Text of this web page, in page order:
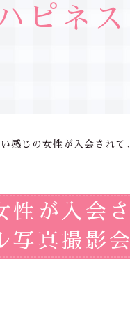
ピネ
感じの女性が入会されて
性が入会
写真撮影